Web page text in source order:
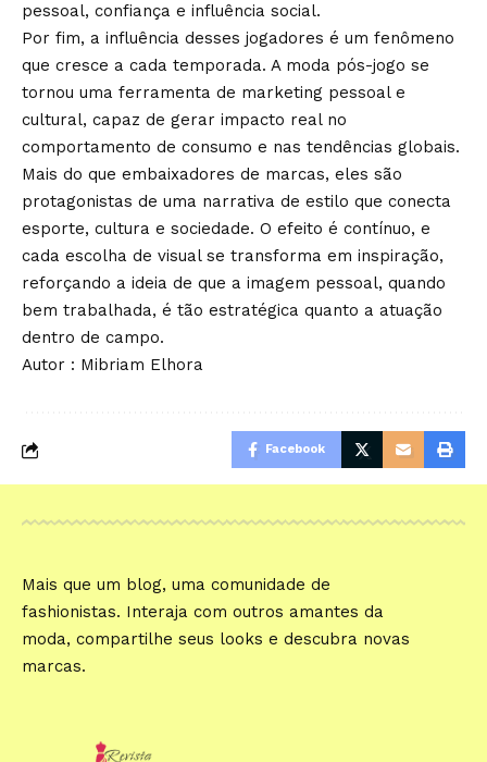
pessoal, confiança e influência social.
Por fim, a influência desses jogadores é um fenômeno
que cresce a cada temporada. A moda pós-jogo se
tornou uma ferramenta de marketing pessoal e
cultural, capaz de gerar impacto real no
comportamento de consumo e nas tendências globais.
Mais do que embaixadores de marcas, eles são
protagonistas de uma narrativa de estilo que conecta
esporte, cultura e sociedade. O efeito é contínuo, e
cada escolha de visual se transforma em inspiração,
reforçando a ideia de que a imagem pessoal, quando
bem trabalhada, é tão estratégica quanto a atuação
dentro de campo.
Autor : Mibriam Elhora
Facebook
Mais que um blog, uma comunidade de
fashionistas. Interaja com outros amantes da
moda, compartilhe seus looks e descubra novas
marcas.